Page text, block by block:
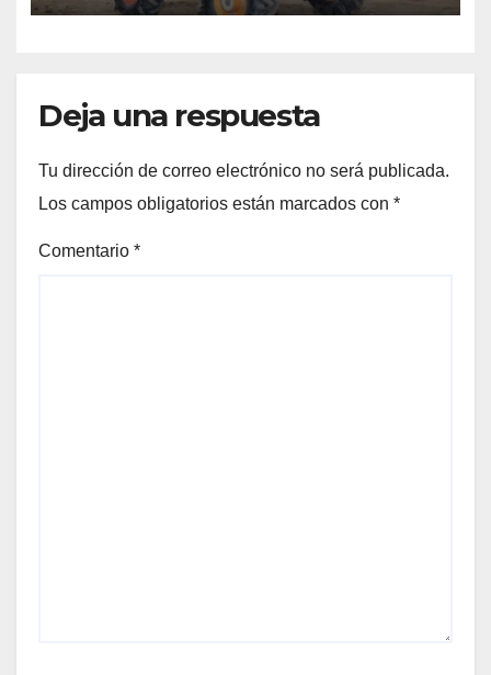
Deja una respuesta
Tu dirección de correo electrónico no será publicada.
Los campos obligatorios están marcados con *
Comentario *